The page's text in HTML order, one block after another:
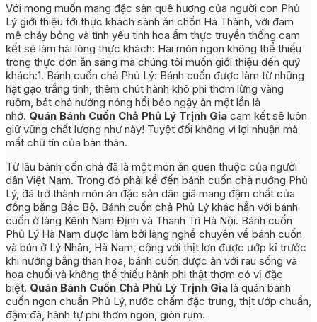
Với mong muốn mang đặc sản quê hương của người con Phủ
Lý giới thiệu tới thực khách sành ăn chốn Hà Thành, với đam
mê cháy bỏng và tình yêu tinh hoa ẩm thực truyền thống cam
kết sẽ làm hài lòng thực khách: Hai món ngon không thể thiếu
trong thực đơn ăn sáng mà chúng tôi muốn giới thiệu đến quý
khách:1. Bánh cuốn chả Phủ Lý: Bánh cuốn được làm từ những
hạt gạo trắng tinh, thêm chút hành khô phi thơm lừng vàng
ruộm, bát chả nướng nóng hổi béo ngậy ăn một lần là
nhớ. Quán Bánh Cuốn Chả Phủ Lý Trịnh Gia cam kết sẽ luôn
giữ vững chất lượng như này! Tuyệt đối không vì lợi nhuận mà
mất chữ tín của bản thân.
Từ lâu bánh cốn chả đã là một món ăn quen thuộc của người
dân Việt Nam. Trong đó phải kể đến bánh cuốn chả nướng Phủ
Lý, đã trở thành món ăn đặc sản dân giã mang đậm chất của
đồng bằng Bắc Bộ. Bánh cuốn chả Phủ Lý khác hẳn với bánh
cuốn ở làng Kênh Nam Định và Thanh Trì Hà Nội. Bánh cuốn
Phủ Lý Hà Nam được làm bởi làng nghề chuyên về bánh cuốn
và bún ở Lý Nhân, Hà Nam, cộng với thịt lợn được ướp kĩ trước
khi nướng bằng than hoa, bánh cuốn được ăn với rau sống và
hoa chuối và không thể thiếu hành phi thật thơm có vị đặc
biệt. Quán Bánh Cuốn Chả Phủ Lý Trịnh Gia là quán bánh
cuốn ngon chuẩn Phủ Lý, nước chấm đặc trưng, thịt ướp chuẩn,
đậm đà, hành tự phi thơm ngon, giòn rụm.